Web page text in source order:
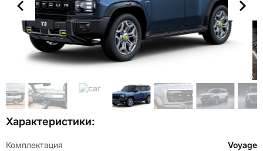
Item
1
of
13
1
13
Характеристики:
Комплектация Voyage